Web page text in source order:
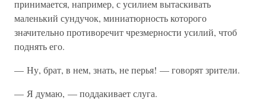
принимается, например, с усилием вытаскивать
маленький сундучок, миниатюрность которого
значительно противоречит чрезмерности усилий, чтоб
поднять его.
— Ну, брат, в нем, знать, не перья! — говорят зрители.
— Я думаю, — поддакивает слуга.